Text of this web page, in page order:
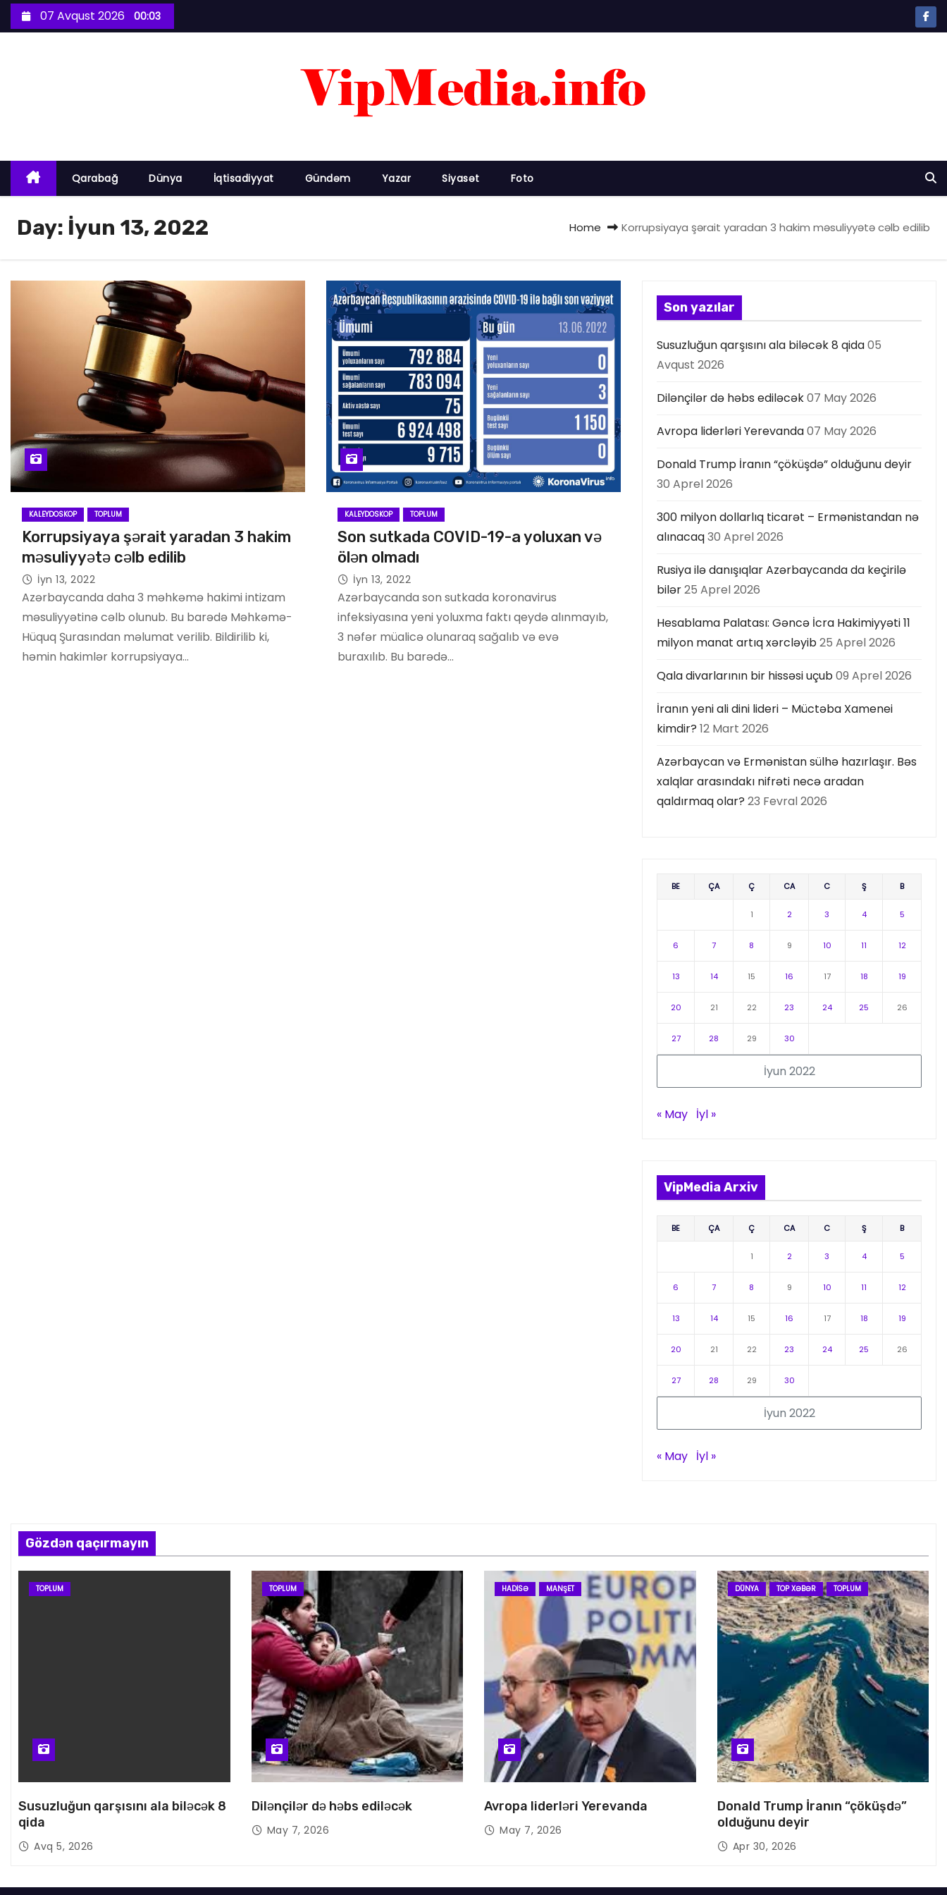
k
07 Avqust 2026 00:03
Qarabağ Dünya İqtisadiyyat Gündəm Yazar Siyasət Foto
Day: İyun 13, 2022 Home Korrupsiyaya şərait yaradan 3 hakim məsuliyyətə cəlb edilib
KALEYDOSKOP TOPLUM
Korrupsiyaya şərait yaradan 3 hakim
məsuliyyətə cəlb edilib
İyn 13, 2022
Azərbaycanda daha 3 məhkəmə hakimi intizam
məsuliyyətinə cəlb olunub. Bu barədə Məhkəmə-
Hüquq Şurasından məlumat verilib. Bildirilib ki,
həmin hakimlər korrupsiyaya…
KALEYDOSKOP TOPLUM
Son sutkada COVID-19-a yoluxan və
ölən olmadı
İyn 13, 2022
Azərbaycanda son sutkada koronavirus
infeksiyasına yeni yoluxma faktı qeydə alınmayıb,
3 nəfər müalicə olunaraq sağalıb və evə
buraxılıb. Bu barədə…
Son yazılar
Susuzluğun qarşısını ala biləcək 8 qida05
Avqust 2026
Dilənçilər də həbs ediləcək07 May 2026
Avropa liderləri Yerevanda07 May 2026
Donald Trump İranın “çöküşdə” olduğunu deyir
30 Aprel 2026
300 milyon dollarlıq ticarət – Ermənistandan nə
alınacaq30 Aprel 2026
Rusiya ilə danışıqlar Azərbaycanda da keçirilə
bilər25 Aprel 2026
Hesablama Palatası: Gəncə İcra Hakimiyyəti 11
milyon manat artıq xərcləyib25 Aprel 2026
Qala divarlarının bir hissəsi uçub09 Aprel 2026
İranın yeni ali dini lideri – Müctəba Xamenei
kimdir? 12 Mart 2026
Azərbaycan və Ermənistan sülhə hazırlaşır. Bəs
xalqlar arasındakı nifrəti necə aradan
qaldırmaq olar? 23 Fevral 2026
İyun 2022
BE ÇA Ç CA C Ş B
1 2 3 4 5
6 7 8 9 10 11 12
13 14 15 16 17 18 19
20 21 22 23 24 25 26
27 28 29 30
« May İyl »
VipMedia Arxiv
İyun 2022
BE ÇA Ç CA C Ş B
1 2 3 4 5
6 7 8 9 10 11 12
13 14 15 16 17 18 19
20 21 22 23 24 25 26
27 28 29 30
« May İyl »
Gözdən qaçırmayın
TOPLUM
Susuzluğun qarşısını ala biləcək 8
qida
Avq 5, 2026
TOPLUM
Dilənçilər də həbs ediləcək
May 7, 2026
HADISƏ MANŞET
Avropa liderləri Yerevanda
May 7, 2026
DÜNYA TOP XƏBƏR TOPLUM
Donald Trump İranın “çöküşdə”
olduğunu deyir
Apr 30, 2026